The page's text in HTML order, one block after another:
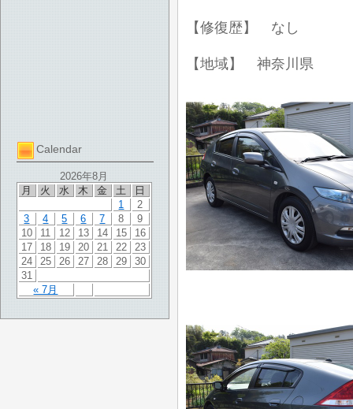
Calendar
2026年8月
月
火 水 木 金 土 日
« 7月
1
2
3
4 5 6 7 8
9
10
11 12 13 14 15
16
17
18 19 20 21 22
23
24
25 26 27 28 29
30
31
【修復歴】 なし
【地域】 神奈川県